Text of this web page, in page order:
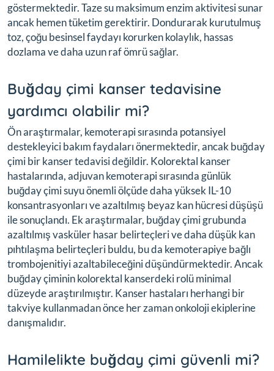
göstermektedir. Taze su maksimum enzim aktivitesi sunar
ancak hemen tüketim gerektirir. Dondurarak kurutulmuş
toz, çoğu besinsel faydayı korurken kolaylık, hassas
dozlama ve daha uzun raf ömrü sağlar.
Buğday çimi kanser tedavisine
yardımcı olabilir mi?
Ön araştırmalar, kemoterapi sırasında potansiyel
destekleyici bakım faydaları önermektedir, ancak buğday
çimi bir kanser tedavisi değildir. Kolorektal kanser
hastalarında, adjuvan kemoterapi sırasında günlük
buğday çimi suyu önemli ölçüde daha yüksek IL-10
konsantrasyonları ve azaltılmış beyaz kan hücresi düşüşü
ile sonuçlandı. Ek araştırmalar, buğday çimi grubunda
azaltılmış vasküler hasar belirteçleri ve daha düşük kan
pıhtılaşma belirteçleri buldu, bu da kemoterapiye bağlı
trombojenitiyi azaltabileceğini düşündürmektedir. Ancak
buğday çiminin kolorektal kanserdeki rolü minimal
düzeyde araştırılmıştır. Kanser hastaları herhangi bir
takviye kullanmadan önce her zaman onkoloji ekiplerine
danışmalıdır.
Hamilelikte buğday çimi güvenli mi?